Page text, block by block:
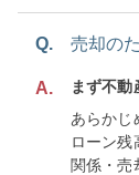
Q. 売却の
A.
まず不動
あらかじ
ローン残
関係・売